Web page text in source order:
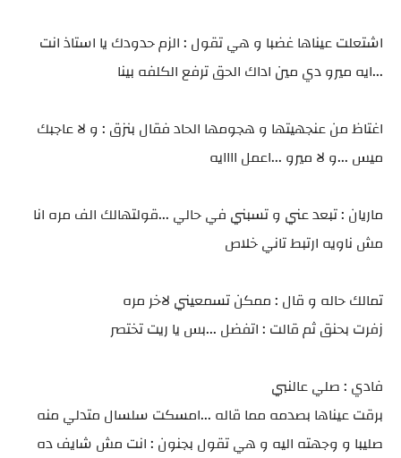
اشتعلت عيناها غضبا و هي تقول : الزم حدودك يا استاذ انت
...ايه ميرو دي مين اداك الحق ترفع الكلفه بينا
اغتاظ من عنجهيتها و هجومها الحاد فقال بنزق : و لا عاجبك
ميس ...و لا ميرو ...اعمل اااايه
ماريان : تبعد عني و تسبني في حالي ...قولتهالك الف مره انا
مش ناويه ارتبط تاني خلاص
تمالك حاله و قال : ممكن تسمعيني لاخر مره
زفرت بحنق ثم قالت : اتفضل ...بس يا ريت تختصر
فادي : صلي عالنبي
برقت عيناها بصدمه مما قاله ...امسكت سلسال متدلي منه
صليبا و وجهته اليه و هي تقول بجنون : انت مش شايف ده